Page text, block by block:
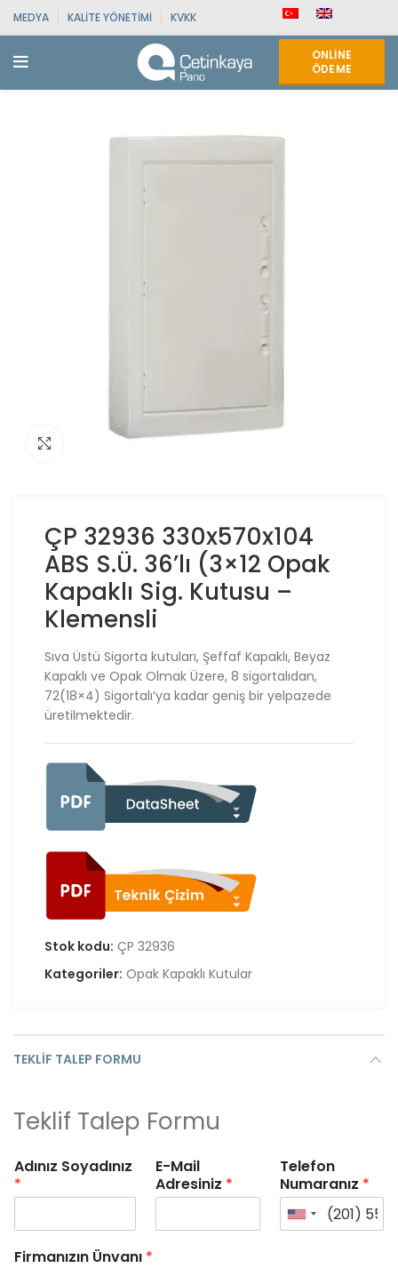
MEDYA KALITE YÖNETIMI KVKK
ONLINE
ÖDEME
Click to enlarge
ÇP 32936 330x570x104
ABS S.Ü. 36’lı (3×12 Opak
Kapaklı Sig. Kutusu –
Klemensli
Sıva Üstü Sigorta kutuları, Şeffaf Kapaklı, Beyaz
Kapaklı ve Opak Olmak Üzere, 8 sigortalıdan,
72(18×4) Sigortalı’ya kadar geniş bir yelpazede
üretilmektedir.
Stok kodu: ÇP 32936
Kategoriler: Opak Kapaklı Kutular
TEKLIF TALEP FORMU
Teklif Talep Formu
Adınız Soyadınız
*
E-Mail
Adresiniz *
Telefon
Numaranız *
Firmanızın Ünvanı *